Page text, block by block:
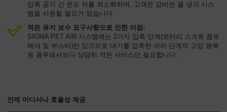
압축 공기 간 온도 차를 최소화하며, 고객은 값비싼 물 냉각 시스
템을 사용할 필요가 없습니다.
적은 유지 보수 요구사항으로 인한 이점:
SIGMA PET AIR 시스템에는 2가지 압축 단계(로터리 스크류 콤푸
레셔 및 부스터)만 있으므로 대기를 압축한 여러 단계의 고압 왕복
동 콤푸레셔보다 상당히 적은 서비스만 필요합니다.
언제 어디서나 효율성 제공